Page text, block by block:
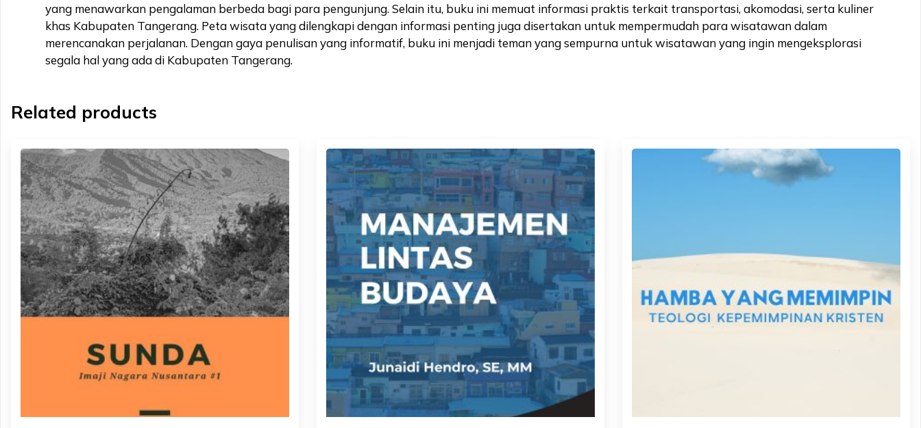
yang menawarkan pengalaman berbeda bagi para pengunjung. Selain itu, buku ini memuat informasi praktis terkait transportasi, akomodasi, serta kuliner
khas Kabupaten Tangerang. Peta wisata yang dilengkapi dengan informasi penting juga disertakan untuk mempermudah para wisatawan dalam
merencanakan perjalanan. Dengan gaya penulisan yang informatif, buku ini menjadi teman yang sempurna untuk wisatawan yang ingin mengeksplorasi
segala hal yang ada di Kabupaten Tangerang.
Related products